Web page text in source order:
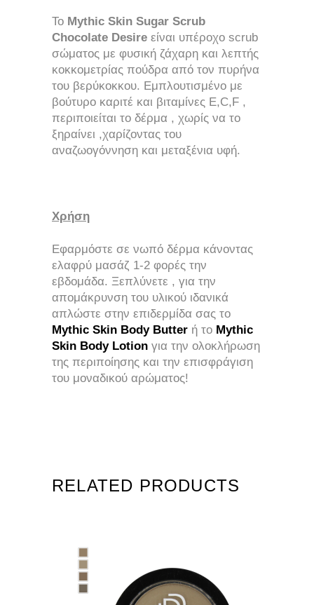
Το Mythic Skin Sugar Scrub
Chocolate Desire είναι υπέροχο scrub
σώματος με φυσική ζάχαρη και λεπτής
κοκκομετρίας πούδρα από τον πυρήνα
του βερύκοκκου. Εμπλουτισμένο με
βούτυρο καριτέ και βιταμίνες E,C,F ,
περιποιείται το δέρμα , χωρίς να το
ξηραίνει ,χαρίζοντας του
αναζωογόννηση και μεταξένια υφή.
Χρήση
Εφαρμόστε σε νωπό δέρμα κάνοντας
ελαφρύ μασάζ 1-2 φορές την
εβδομάδα. Ξεπλύνετε , για την
απομάκρυνση του υλικού ιδανικά
απλώστε στην επιδερμίδα σας το
Mythic Skin Body Butter ή το Mythic
Skin Body Lotion για την ολοκλήρωση
της περιποίησης και την επισφράγιση
του μοναδικού αρώματος!
RELATED PRODUCTS